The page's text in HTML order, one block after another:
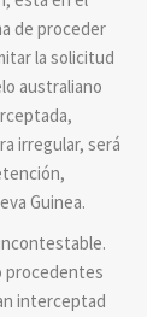
de proceder
la solicitud
australiano
irregular, será
Guinea.
procedentes
interceptad